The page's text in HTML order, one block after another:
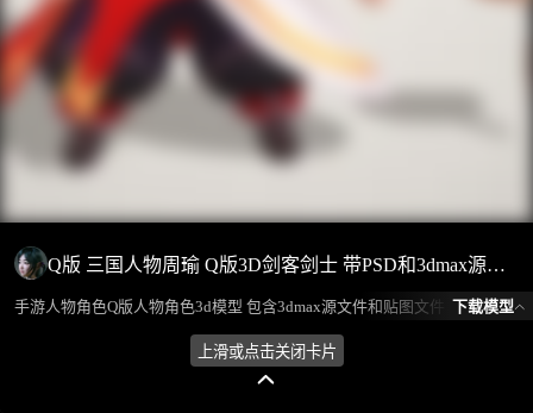
Q版 三国人物周瑜 Q版3D剑客剑士 带PSD和3dmax源文件
手游人物角色Q版人物角色3d模型 包含3dmax源文件和贴图文件 模型所属分类为“人物角色-男人”，模型风格为卡通,东方,古代，模型ID为100957，本模型由设计师 放羊娃的春天 在2024-08-07 09:47:26上传，含.fbx，.gltf，.max(3dsMax)相关源文件下载格式，点数为187522，面数为362806，材质数为4，贴图数为4，CG美术之家持续为您更新与数字孪生、影视动画和游戏VR等相关优质资源。
下载模型
上滑或点击关闭卡片